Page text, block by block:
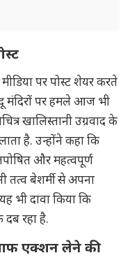
पर पोस्ट शेयर करते
मंदिरों पर हमले आज भी
खालिस्तानी उग्रवाद के
है. उन्होंने कहा कि
और महत्वपूर्ण
तत्व बेशर्मी से अपना
भी दावा किया कि
रहा है.
एक्शन लेने की